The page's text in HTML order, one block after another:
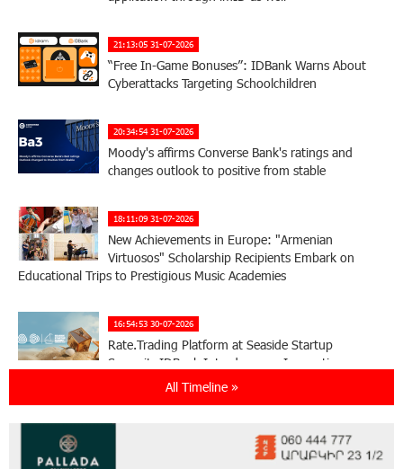
21:13:05 31-07-2026
“Free In-Game Bonuses”: IDBank Warns About
Cyberattacks Targeting Schoolchildren
20:34:54 31-07-2026
Moody's affirms Converse Bank's ratings and
changes outlook to positive from stable
18:11:09 31-07-2026
New Achievements in Europe: "Armenian
Virtuosos" Scholarship Recipients Embark on
Educational Trips to Prestigious Music Academies
16:54:53 30-07-2026
Rate.Trading Platform at Seaside Startup
Summit: IDBank Introduces an Innovative
Khachaturian Rooftop Grand Opening
All Timeline »